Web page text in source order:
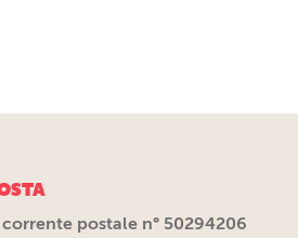
postale n° 50294206